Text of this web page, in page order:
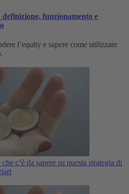
funzionamento e
l’equity e sapere come utilizzare
c’è da sapere su questa strategia di